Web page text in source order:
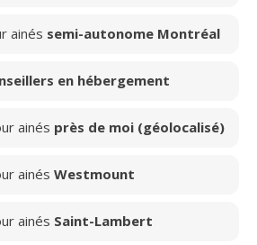
ainés semi-autonome Montréal
en hébergement
ainés près de moi (géolocalisé)
ainés Westmount
ainés Saint-Lambert